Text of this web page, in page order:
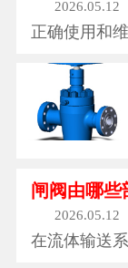
2026.05.12
正确使用和
键。操作时
避免用力过
封失效;开启
注意观察流
防止闸...
闸阀由哪些
2026.05.12
在流体输送